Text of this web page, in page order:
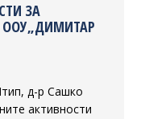
ЗА
ООУ„ДИМИТАР
д-р Сашко
активности